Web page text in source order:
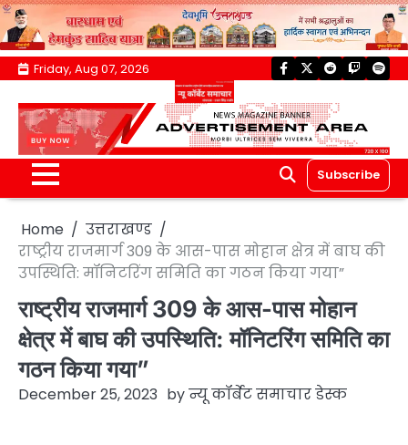
Skip
content
Friday, Aug 07, 2026 facebook
twitterreddittwitch
Subscribe
Home
उत्तराखण्ड
राष्ट्रीय राजमार्ग 309 के आस-पास मोहान क्षेत्र में बाघ की
उपस्थिति: मॉनिटरिंग समिति का गठन किया गया”
राष्ट्रीय राजमार्ग 309 के आस-पास मोहान
क्षेत्र में बाघ की उपस्थिति: मॉनिटरिंग समिति का
गठन किया गया”
December 25, 2023 byन्यू कॉर्बेट समाचार डेस्क